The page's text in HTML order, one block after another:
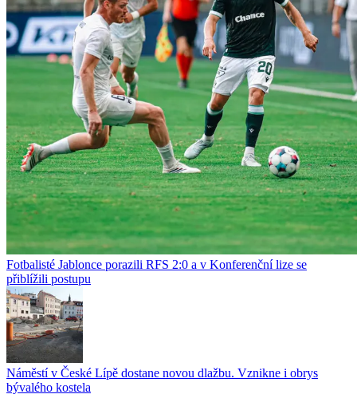
Fotbalisté Jablonce porazili RFS 2:0 a v Konferenční lize se
přiblížili postupu
Náměstí v České Lípě dostane novou dlažbu. Vznikne i obrys
bývalého kostela